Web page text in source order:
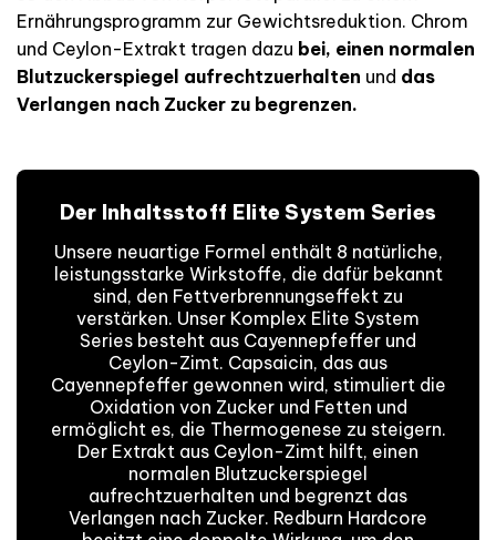
Ernährungsprogramm zur Gewichtsreduktion. Chrom
und Ceylon-Extrakt tragen dazu bei, einen normalen
Blutzuckerspiegel aufrechtzuerhalten und das
Verlangen nach Zucker zu begrenzen.
Der Inhaltsstoff Elite System Series
Unsere neuartige Formel enthält 8 natürliche,
leistungsstarke Wirkstoffe, die dafür bekannt
sind, den Fettverbrennungseffekt zu
verstärken. Unser Komplex Elite System
Series besteht aus Cayennepfeffer und
Ceylon-Zimt. Capsaicin, das aus
Cayennepfeffer gewonnen wird, stimuliert die
Oxidation von Zucker und Fetten und
ermöglicht es, die Thermogenese zu steigern.
Der Extrakt aus Ceylon-Zimt hilft, einen
normalen Blutzuckerspiegel
aufrechtzuerhalten und begrenzt das
Verlangen nach Zucker. Redburn Hardcore